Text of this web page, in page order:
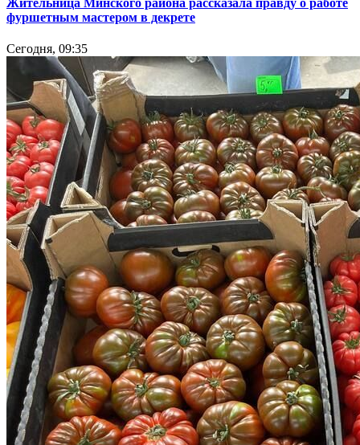
фуршетным мастером в декрете
Сегодня, 09:35